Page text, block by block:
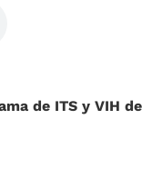
de ITS y VIH de